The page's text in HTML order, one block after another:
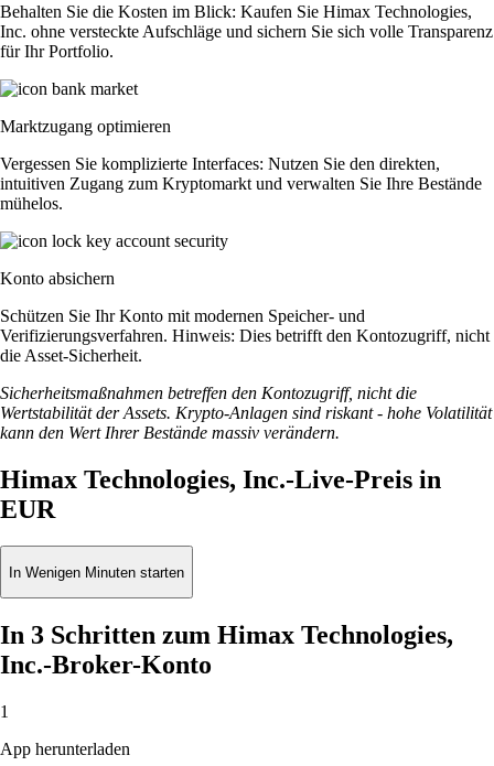
Behalten Sie die Kosten im Blick: Kaufen Sie Himax Technologies,
Inc. ohne versteckte Aufschläge und sichern Sie sich volle Transparenz
für Ihr Portfolio.
Marktzugang optimieren
Vergessen Sie komplizierte Interfaces: Nutzen Sie den direkten,
intuitiven Zugang zum Kryptomarkt und verwalten Sie Ihre Bestände
mühelos.
Konto absichern
Schützen Sie Ihr Konto mit modernen Speicher- und
Verifizierungsverfahren. Hinweis: Dies betrifft den Kontozugriff, nicht
die Asset-Sicherheit.
Sicherheitsmaßnahmen betreffen den Kontozugriff, nicht die
Wertstabilität der Assets. Krypto-Anlagen sind riskant - hohe Volatilität
kann den Wert Ihrer Bestände massiv verändern.
Himax Technologies, Inc.-Live-Preis in
EUR
In Wenigen Minuten starten
In 3 Schritten zum Himax Technologies,
Inc.-Broker-Konto
1
App herunterladen